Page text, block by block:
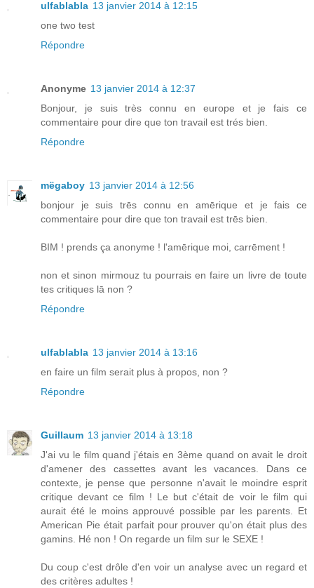
ulfablabla 13 janvier 2014 à 12:15
one two test
Répondre
Anonyme 13 janvier 2014 à 12:37
Bonjour, je suis très connu en europe et je fais ce
commentaire pour dire que ton travail est trés bien.
Répondre
mëgaboy 13 janvier 2014 à 12:56
bonjour je suis trēs connu en amērique et je fais ce
commentaire pour dire que ton travail est trēs bien.
BIM ! prends ça anonyme ! l'amērique moi, carrēment !
non et sinon mirmouz tu pourrais en faire un livre de toute
tes critiques lā non ?
Répondre
ulfablabla 13 janvier 2014 à 13:16
en faire un film serait plus à propos, non ?
Répondre
Guillaum 13 janvier 2014 à 13:18
J'ai vu le film quand j'étais en 3ème quand on avait le droit
d'amener des cassettes avant les vacances. Dans ce
contexte, je pense que personne n'avait le moindre esprit
critique devant ce film ! Le but c'était de voir le film qui
aurait été le moins approuvé possible par les parents. Et
American Pie était parfait pour prouver qu'on était plus des
gamins. Hé non ! On regarde un film sur le SEXE !
Du coup c'est drôle d'en voir un analyse avec un regard et
des critères adultes !